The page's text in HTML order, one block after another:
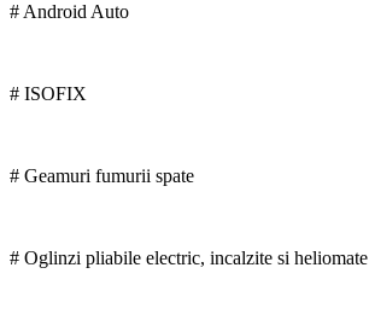
# Android Auto
# ISOFIX
# Geamuri fumurii spate
# Oglinzi pliabile electric, incalzite si heliomate